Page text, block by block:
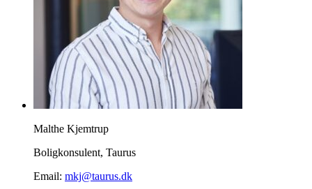
Malthe Kjemtrup
Boligkonsulent, Taurus
Email: mkj@taurus.dk